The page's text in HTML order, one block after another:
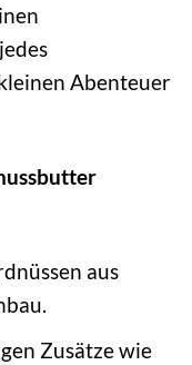
Abenteuer
aus
Zusätze wie